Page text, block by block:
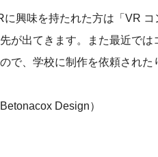
に興味を持たれた方は「VR
が出てきます。また最近で
で、学校に制作を依頼された
Betonacox Design）